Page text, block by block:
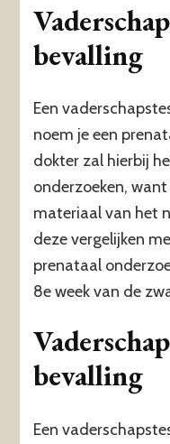
bevalling
Een
noem je een
dokter zal hierbij
onderzoeken,
materiaal van het
deze vergelijken
prenataal
8e week van de
bevalling
Een